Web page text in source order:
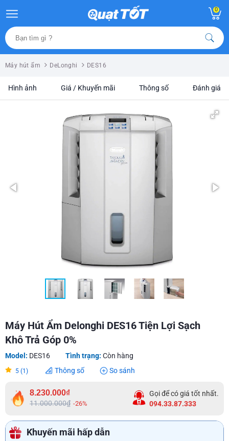
0
Máy hút ẩm DeLonghi DES16
Hình ảnh Giá / Khuyến mãi Thông số Đánh giá
Máy Hút Ẩm Delonghi DES16 Tiện Lợi Sạch
Khô Trả Góp 0%
Model: DES16 Tình trạng: Còn hàng
5 (1) Thông số So sánh
8.230.000₫
11.000.000₫ -26%
Gọi để có giá tốt nhất.
094.33.87.333
Khuyến mãi hấp dẫn